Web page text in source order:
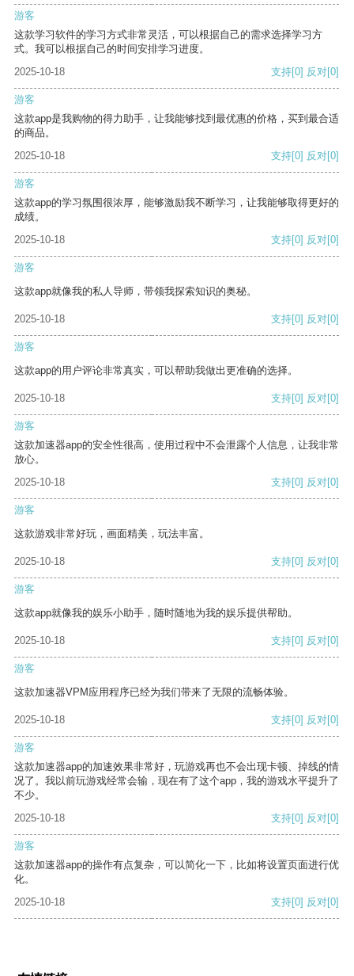
游客
这款学习软件的学习方式非常灵活，可以根据自己的需求选择学习方
式。我可以根据自己的时间安排学习进度。
2025-10-18
支持[0] 反对[0]
游客
这款app是我购物的得力助手，让我能够找到最优惠的价格，买到最合适
的商品。
2025-10-18
支持[0] 反对[0]
游客
这款app的学习氛围很浓厚，能够激励我不断学习，让我能够取得更好的
成绩。
2025-10-18
支持[0] 反对[0]
游客
这款app就像我的私人导师，带领我探索知识的奥秘。
2025-10-18 支持[0] 反对[0]
游客
这款app的用户评论非常真实，可以帮助我做出更准确的选择。
2025-10-18 支持[0] 反对[0]
游客
这款加速器app的安全性很高，使用过程中不会泄露个人信息，让我非常
放心。
2025-10-18
支持[0] 反对[0]
游客
这款游戏非常好玩，画面精美，玩法丰富。
2025-10-18 支持[0] 反对[0]
游客
这款app就像我的娱乐小助手，随时随地为我的娱乐提供帮助。
2025-10-18 支持[0] 反对[0]
游客
这款加速器VPM应用程序已经为我们带来了无限的流畅体验。
2025-10-18 支持[0] 反对[0]
游客
这款加速器app的加速效果非常好，玩游戏再也不会出现卡顿、掉线的情
况了。我以前玩游戏经常会输，现在有了这个app，我的游戏水平提升了
不少。
2025-10-18
支持[0] 反对[0]
游客
这款加速器app的操作有点复杂，可以简化一下，比如将设置页面进行优
化。
2025-10-18
支持[0] 反对[0]